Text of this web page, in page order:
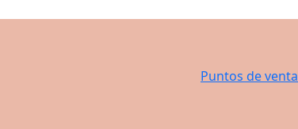
Puntos de venta